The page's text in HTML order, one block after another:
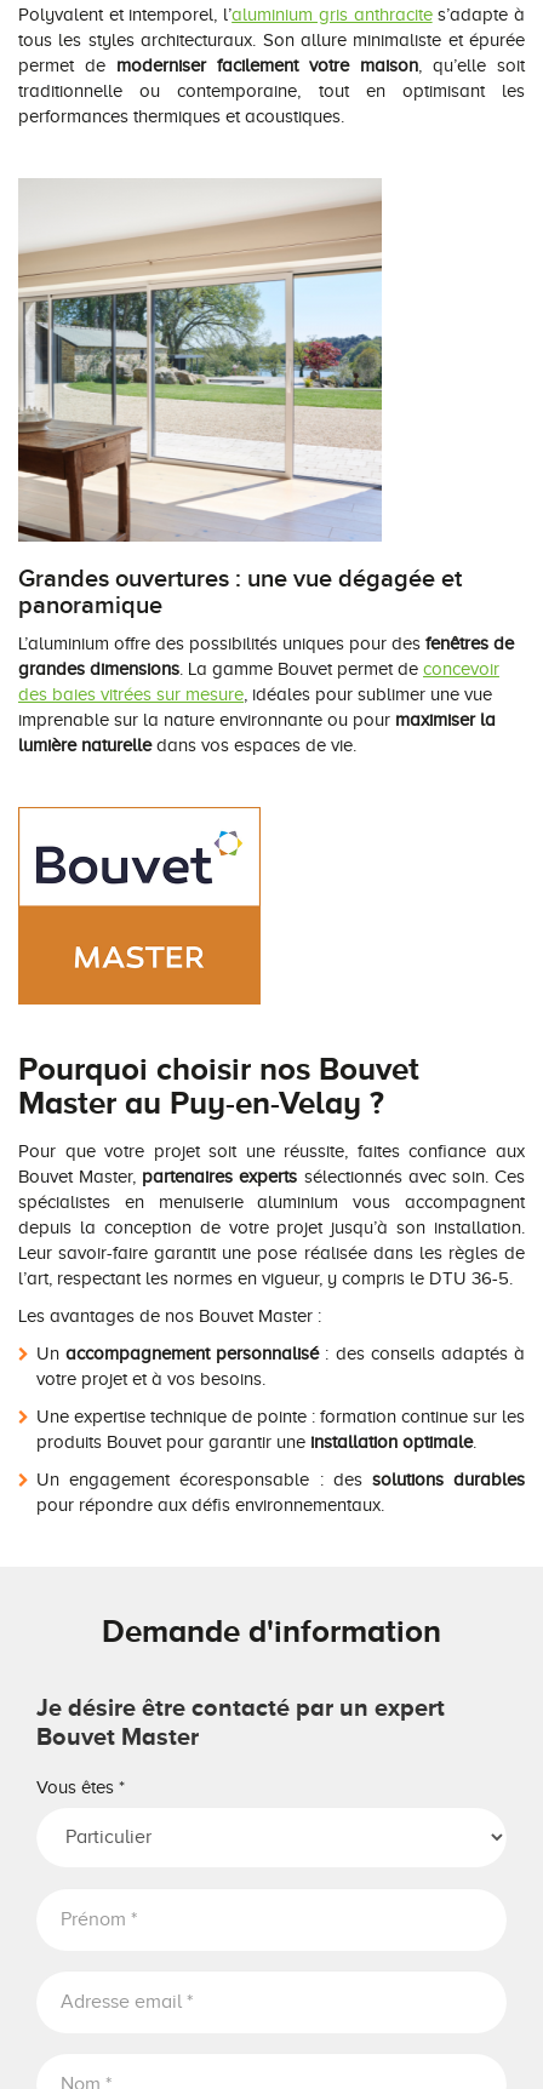
Polyvalent et intemporel, l’aluminium gris anthracites’adapte à
tous les styles architecturaux. Son allure minimaliste et épurée
permet de moderniser facilement votre maison , qu’elle soit
traditionnelle ou contemporaine, tout en optimisant les
performances thermiques et acoustiques.
Grandes ouvertures : une vue dégagée et
panoramique
L’aluminium offre des possibilités uniques pour des fenêtres de
grandes dimensions . La gamme Bouvet permet de concevoir
des baies vitrées sur mesure , idéales pour sublimer une vue
imprenable sur la nature environnante ou pour maximiser la
lumière naturelledans vos espaces de vie.
Pourquoi choisir nos Bouvet
Master au Puy-en-Velay ?
Pour que votre projet soit une réussite, faites confiance aux
Bouvet Master, partenaires experts sélectionnés avec soin. Ces
spécialistes en menuiserie aluminium vous accompagnent
depuis la conception de votre projet jusqu’à son installation.
Leur savoir-faire garantit une pose réalisée dans les règles de
l’art, respectant les normes en vigueur, y compris le DTU 36-5.
Les avantages de nos Bouvet Master :
Unaccompagnement personnalisé: des conseils adaptés à
votre projet et à vos besoins.
Une expertise technique de pointe : formation continue sur les
produits Bouvet pour garantir une installation optimale.
Un engagement écoresponsable : des solutions durables
pour répondre aux défis environnementaux.
Demande d'information
Je désire être contacté par un expert
Bouvet Master
Vous êtes *